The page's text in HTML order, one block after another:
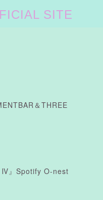
SITE
＆THREE
Ⅳ』Spotify O-nest